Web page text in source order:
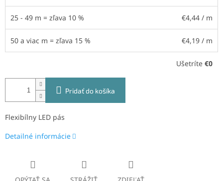
25 - 49 m = zľava 10 % €4,44 / m
50 a viac m = zľava 15 % €4,19 / m
Ušetríte €0
Pridať do košíka
Flexibílny LED pás
Detailné informácie